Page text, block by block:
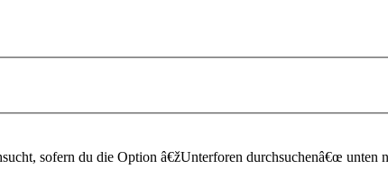
sofern du die Option â€žUnterforen durchsuchenâ€œ unten